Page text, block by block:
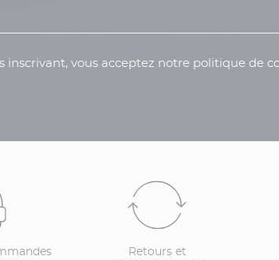
inscrivant, vous acceptez notre politique de
Retours et